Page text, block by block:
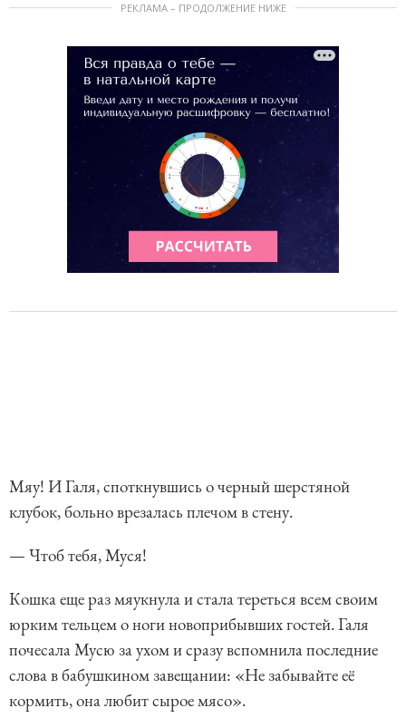
РЕКЛАМА – ПРОДОЛЖЕНИЕ НИЖЕ
Мяу! И Галя, споткнувшись о черный шерстяной
клубок, больно врезалась плечом в стену.
— Чтоб тебя, Муся!
Кошка еще раз мяукнула и стала тереться всем своим
юрким тельцем о ноги новоприбывших гостей. Галя
почесала Мусю за ухом и сразу вспомнила последние
слова в бабушкином завещании: «Не забывайте её
кормить, она любит сырое мясо».